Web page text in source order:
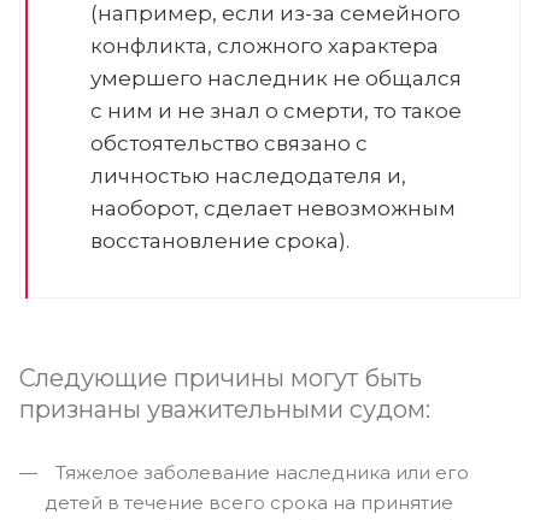
(например, если из-за семейного
конфликта, сложного характера
умершего наследник не общался
с ним и не знал о смерти, то такое
обстоятельство связано с
личностью наследодателя и,
наоборот, сделает невозможным
восстановление срока).
Следующие причины могут быть
признаны уважительными судом:
Тяжелое заболевание наследника или его
детей в течение всего срока на принятие